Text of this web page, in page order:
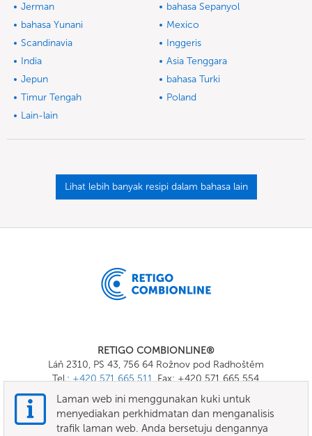
Jerman
bahasa Sepanyol
bahasa Yunani
Mexico
Scandinavia
Inggeris
India
Asia Tenggara
Jepun
bahasa Turki
Timur Tengah
Poland
Lain-lain
Lihat lebih banyak resipi dalam bahasa lain
RETIGO COMBIONLINE®
Láň 2310, PS 43, 756 64 Rožnov pod Radhoštěm
Tel.:+420 571 665 511, Fax: +420 571 665 554
E-mail: info@combionline.com
Laman web ini menggunakan kuki untuk
menyediakan perkhidmatan dan menganalisis
trafik laman web. Anda bersetuju dengannya